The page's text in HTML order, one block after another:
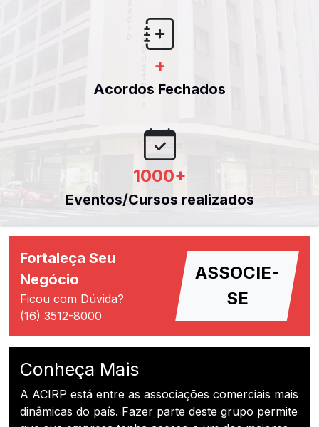
+
Acordos Fechados
1000+
Eventos/Cursos realizados
Fortaleça Seu
Negócio
Ficou com Dúvida?
(16) 3512-8000
ASSOCIE-
SE
Conheça Mais
A ACIRP está entre as associações comerciais mais
dinâmicas do país. Fazer parte deste grupo permite